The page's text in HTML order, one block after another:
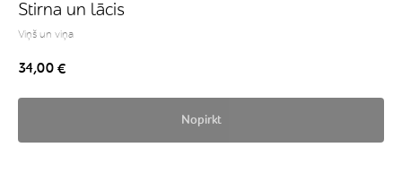
Stirna un lācis
Viņš un viņa
34,00 €
Nopirkt